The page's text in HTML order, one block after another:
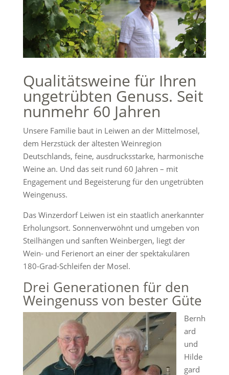
Qualitätsweine für Ihren
ungetrübten Genuss. Seit
nunmehr 60 Jahren
Unsere Familie baut in Leiwen an der Mittelmosel,
dem Herzstück der ältesten Weinregion
Deutschlands, feine, ausdrucksstarke, harmonische
Weine an. Und das seit rund 60 Jahren – mit
Engagement und Begeisterung für den ungetrübten
Weingenuss.
Das Winzerdorf Leiwen ist ein staatlich anerkannter
Erholungsort. Sonnenverwöhnt und umgeben von
Steilhängen und sanften Weinbergen, liegt der
Wein- und Ferienort an einer der spektakulären
180-Grad-Schleifen der Mosel.
Drei Generationen für den
Weingenuss von bester Güte
Bernh
ard
und
Hilde
gard